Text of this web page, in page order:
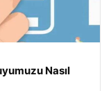
Nasıl